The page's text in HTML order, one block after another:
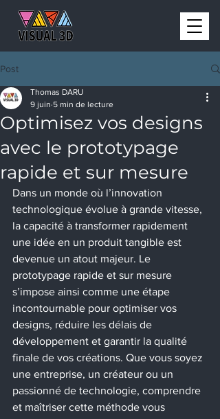
Post
Optimisez vos designs
avec le prototypage
rapide et sur mesure
Thomas DARU
9 juin 5 min de lecture
Dans un monde où l’innovation
technologique évolue à grande vitesse,
la capacité à transformer rapidement
une idée en un produit tangible est
devenue un atout majeur. Le
prototypage rapide et sur mesure
s’impose ainsi comme une étape
incontournable pour optimiser vos
designs, réduire les délais de
développement et garantir la qualité
finale de vos créations. Que vous soyez
une entreprise, un créateur ou un
passionné de technologie, comprendre
et maîtriser cette méthode vous